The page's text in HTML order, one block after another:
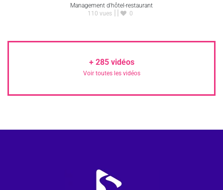
Management d'hôtel-restaurant
110 vues
0
+ 285vidéos
Voir toutes les vidéos